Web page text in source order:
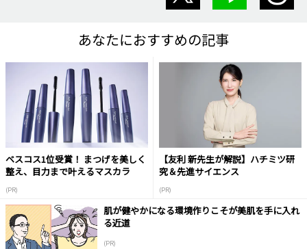
あなたにおすすめの記事
ベスコス1位受賞！ まつげを美しく
整え、目力まで叶えるマスカラ
(PR)
【友利 新先生が解説】ハチミツ研
究＆先進サイエンス
(PR)
肌が健やかになる環境作りこそが美肌を手に入れ
る近道
(PR)